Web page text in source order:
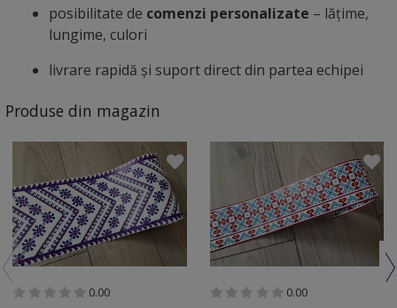
posibilitate de comenzi personalizate – lățime,
lungime, culori
livrare rapidă și suport direct din partea echipei
Produse din magazin
0.00 0.00